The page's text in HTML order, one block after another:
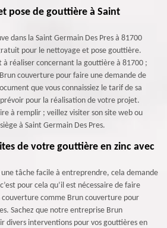
pose de gouttière à Saint
dans la Saint Germain Des Pres à 81700
pour le nettoyage et pose gouttière.
à réaliser concernant la gouttière à 81700 ;
couverture pour faire une demande de
que vous connaissiez le tarif de sa
pour la réalisation de votre projet.
à remplir ; veillez visiter son site web ou
à Saint Germain Des Pres.
de votre gouttière en zinc avec
une tâche facile à entreprendre, cela demande
pour cela qu’il est nécessaire de faire
couverture comme Brun couverture pour
Sachez que notre entreprise Brun
divers interventions pour vos gouttières en